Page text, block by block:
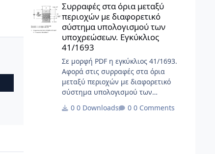
Συρραφές στα όρια μεταξύ
περιοχών με διαφορετικό
σύστημα υπολογισμού των
υποχρεώσεων. Εγκύκλιος
41/1693
Σε μορφή PDF η εγκύκλιος 41/1693.
Αφορά στις συρραφές στα όρια
μεταξύ περιοχών με διαφορετικό
σύστημα υπολογισμού των
της.
0 Downloads 0 Comments